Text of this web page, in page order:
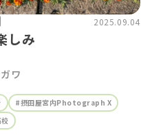
しみ
ワ
2025.09.04
#摂田屋宮内Photograph X